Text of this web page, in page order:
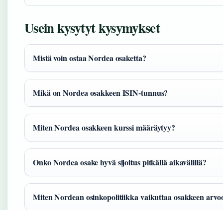
Usein kysytyt kysymykset
Mistä voin ostaa Nordea osaketta?
Mikä on Nordea osakkeen ISIN-tunnus?
Miten Nordea osakkeen kurssi määräytyy?
Onko Nordea osake hyvä sijoitus pitkällä aikavälillä?
Miten Nordean osinkopolitiikka vaikuttaa osakkeen